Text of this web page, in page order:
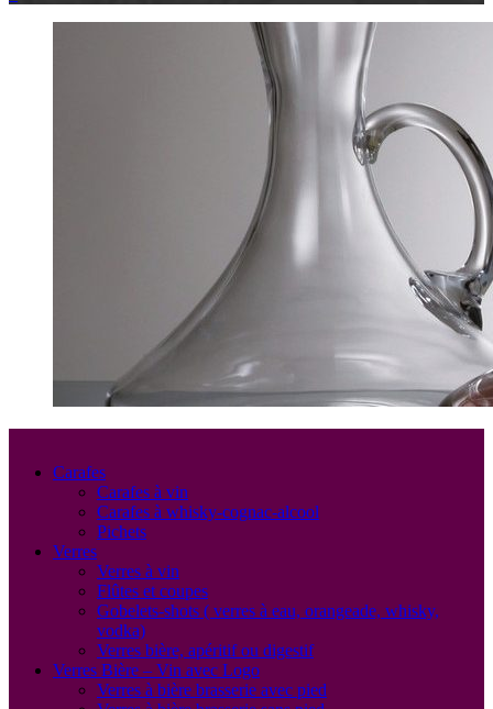
Carafes
Carafes à vin
Carafes à whisky-cognac-alcool
Pichets
Verres
Verres à vin
Flûtes et coupes
Gobelets-shots ( verres à eau, orangeade, whisky,
vodka)
Verres bière, apéritif ou digestif
Verres Bière – Vin avec Logo
Verres à bière brasserie avec pied